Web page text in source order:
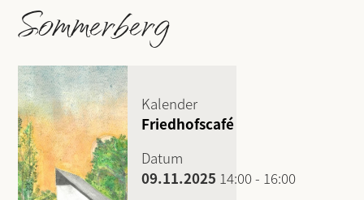
Sommerberg
Kalender
Friedhofscafé
Datum
09.11.2025 14:00- 16:00